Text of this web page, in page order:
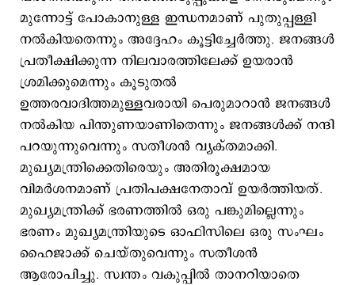
മുന്നോട്ട് പോകാനുള്ള ഇന്ധനമാണ് പുതുപ്പള്ളി
നല്‍കിയതെന്നും അദ്ദേഹം കൂട്ടിച്ചേര്‍ത്തു. ജനങ്ങള്‍
പ്രതീക്ഷിക്കുന്ന നിലവാരത്തിലേക്ക് ഉയരാന്‍
ശ്രമിക്കുമെന്നും കൂടുതല്‍
ഉത്തരവാദിത്തമുള്ളവരായി പെരുമാറാന്‍ ജനങ്ങള്‍
നല്‍കിയ പിന്തുണയാണിതെന്നും ജനങ്ങള്‍ക്ക് നന്ദി
പറയുന്നുവെന്നും സതീശന്‍ വ്യക്തമാക്കി.
മുഖ്യമന്ത്രിക്കെതിരെയും അതിരൂക്ഷമായ
വിമര്‍ശനമാണ് പ്രതിപക്ഷനേതാവ് ഉയര്‍ത്തിയത്.
മുഖ്യമന്ത്രിക്ക് ഭരണത്തില്‍ ഒരു പങ്കുമില്ലെന്നും
ഭരണം മുഖ്യമന്ത്രിയുടെ ഓഫിസിലെ ഒരു സംഘം
ഹൈജാക്ക് ചെയ്തുവെന്നും സതീശന്‍
ആരോപിച്ചു. സ്വന്തം വകുപ്പില്‍ താനറിയാതെ